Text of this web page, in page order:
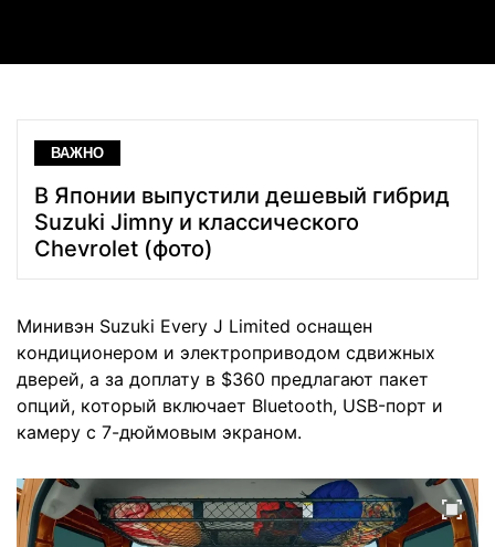
ВАЖНО
В Японии выпустили дешевый гибрид
Suzuki Jimny и классического
Chevrolet (фото)
Минивэн Suzuki Every J Limited оснащен
кондиционером и электроприводом сдвижных
дверей, а за доплату в $360 предлагают пакет
опций, который включает Bluetooth, USB-порт и
камеру с 7-дюймовым экраном.